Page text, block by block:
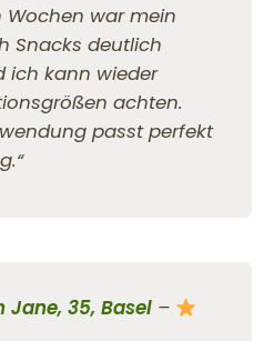
Wochen war mein
Snacks deutlich
ich kann wieder
achten.
passt perfekt
Jane, 35, Basel –